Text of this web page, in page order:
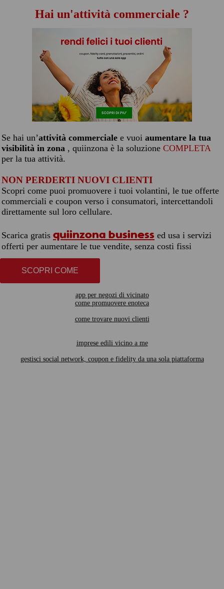
Hai un'attività commerciale ?
Se hai un’attività commerciale e vuoi aumentare la tua
visibilità in zona , quiinzona è la soluzione COMPLETA
per la tua attività.
NON PERDERTI NUOVI CLIENTI
Scopri come puoi promuovere i tuoi volantini, le tue offerte
commerciali e coupon verso i consumatori, intercettandoli
direttamente sul loro cellulare.
Scarica gratis quiinzona business ed usa i servizi
offerti per aumentare le tue vendite, senza costi fissi
SCOPRI COME
app per negozi di vicinato
come promuovere enoteca
come trovare nuovi clienti
imprese edili vicino a me
gestisci social network, coupon e fidelity da una sola piattaforma